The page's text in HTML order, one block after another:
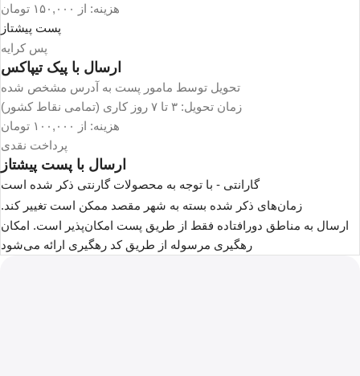
هزینه: از ۱۵۰,۰۰۰ تومان
پست پیشتاز
پس کرایه
ارسال با پیک تیپاکس
تحویل توسط مامور پست به آدرس مشخص شده
زمان تحویل: ۳ تا ۷ روز کاری (تمامی نقاط کشور)
هزینه: از ۱۰۰,۰۰۰ تومان
پرداخت نقدی
ارسال با پست پیشتاز
گارانتی - با توجه به محصولات گارنتی ذکر شده است
زمان‌های ذکر شده بسته به شهر مقصد ممکن است تغییر کند.
ارسال به مناطق دورافتاده فقط از طریق پست امکان‌پذیر است. امکان
رهگیری مرسوله از طریق کد رهگیری ارائه می‌شود